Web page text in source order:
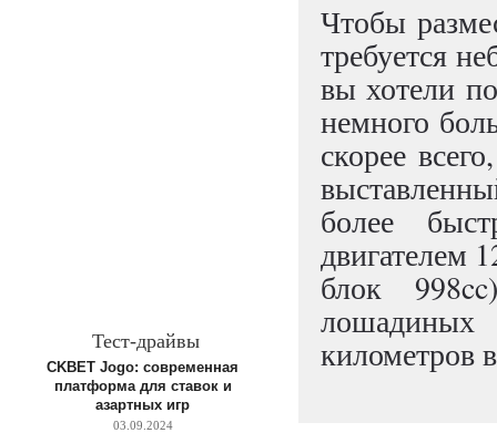
Тест-драйвы
CKBET Jogo: современная
платформа для ставок и
азартных игр
03.09.2024
Чтобы
требуется
вы хотели
немного
скорее
более
двигателем
блок
лошадиных
километров